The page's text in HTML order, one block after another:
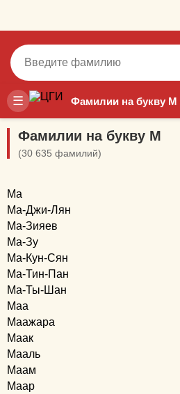
☰ Фамилии на букву М
Точный
Фамилии на букву М
(30 635 фамилий)
Ма
Ма-Джи-Лян
Ма-Зияев
Ма-Зу
Ма-Кун-Сян
Ма-Тин-Пан
Ма-Ты-Шан
Маа
Маажара
Маак
Мааль
Маам
Маар